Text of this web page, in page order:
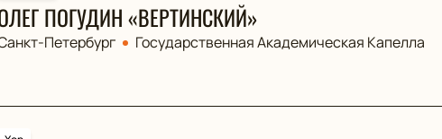
ПОГУДИН «ВЕРТИНСКИЙ»
Петербург Государственная Академическая Капелла